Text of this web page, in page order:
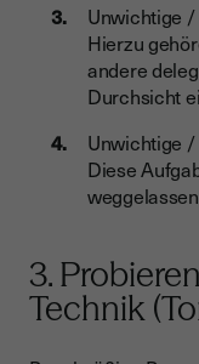
Unwichtige
Hierzu
andere
Durchsicht
Unwichtige
Diese
3.
Technik